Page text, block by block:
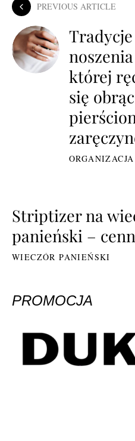
PREVIOUS ARTICLE
której
się
Striptizer na
panieński –
WIECZÓR PANIEŃSKI
PROMOCJA